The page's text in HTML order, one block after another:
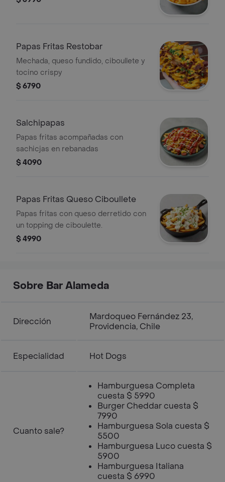
Papas Fritas Restobar
Mechada, queso fundido, ciboullete y
tocino crispy
$ 6790
Salchipapas
Papas fritas acompañadas con
sachicjas en rebanadas
$ 4090
Papas Fritas Queso Ciboullete
Papas fritas con queso derretido con
un topping de ciboulette.
$ 4990
Sobre Bar Alameda
Dirección
Mardoqueo Fernández 23,
Providencia, Chile
Especialidad Hot Dogs
Cuanto sale?
Hamburguesa Completa
cuesta $ 5990
Burger Cheddar cuesta $
7990
Hamburguesa Sola cuesta $
5500
Hamburguesa Luco cuesta $
5900
Hamburguesa Italiana
cuesta $ 6990